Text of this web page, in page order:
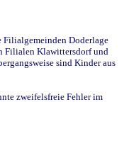
Filialgemeinden Doderlage
Filialen Klawittersdorf und
sind Kinder aus
zweifelsfreie Fehler im